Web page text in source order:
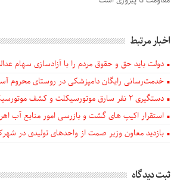
اخبار مرتبط
دولت باید حق و حقوق مردم را با آزادسازی سهام
خدمت‌رسانی رایگان دامپزشکی در روستای محروم
دستگيری ۲ نفر سارق موتورسیکلت و کشف موتورسیکلت‌های سرقتی در اهر
استقرار اکیپ های گشت و بازرسی امور منابع آب
بازدید معاون وزیر صمت از واحدهای تولیدی در
ثبت دیدگاه